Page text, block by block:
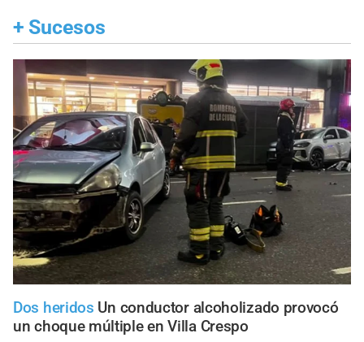
+ Sucesos
Dos heridos Un conductor alcoholizado provocó
un choque múltiple en Villa Crespo